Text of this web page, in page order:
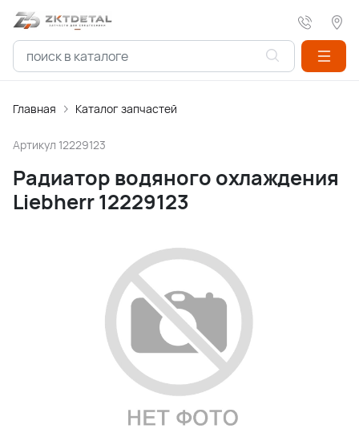
Главная Каталог запчастей
Артикул 12229123
Радиатор водяного охлаждения
Liebherr 12229123